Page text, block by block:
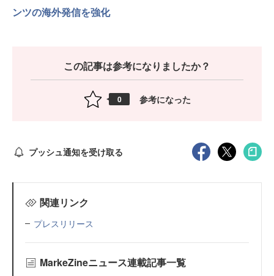
ンツの海外発信を強化
この記事は参考になりましたか？
0 参考になった
プッシュ通知を受け取る
関連リンク
プレスリリース
MarkeZineニュース連載記事一覧